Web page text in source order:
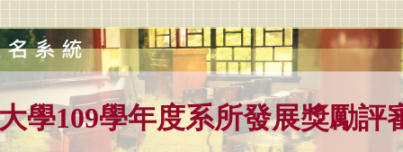
學109學年度系所發展獎勵評